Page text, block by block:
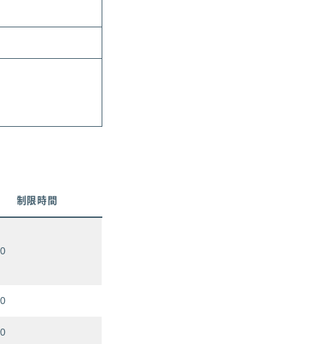
制限時間